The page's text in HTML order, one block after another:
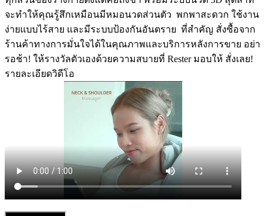
จะทำให้คุณรู้สึกเหมือนมีหมอนวดส่วนตัว ️ พกพาสะดวก ใช้งาน
ง่ายแบบไร้สาย และมีระบบป้องกันอันตราย ️ ที่สำคัญ สั่งซื้อจาก
ร้านค้าทางการมั่นใจได้ในคุณภาพและบริการหลังการขาย อย่า
รอช้า! ให้รางวัลตัวเองด้วยความสบายที่ Rester มอบให้ สั่งเลย!
รายละเอียดวิดีโอ